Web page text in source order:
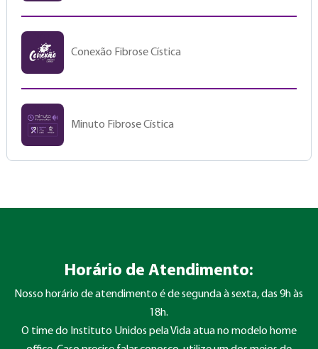
Conexão Fibrose Cística
Minuto Fibrose Cística
Horário de Atendimento:
Nosso horário de atendimento é de segunda à sexta, das 9h às
18h.
O time do Instituto Unidos pela Vida atua no modelo home